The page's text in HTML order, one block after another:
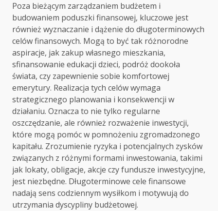
Poza bieżącym zarządzaniem budżetem i
budowaniem poduszki finansowej, kluczowe jest
również wyznaczanie i dążenie do długoterminowych
celów finansowych. Mogą to być tak różnorodne
aspiracje, jak zakup własnego mieszkania,
sfinansowanie edukacji dzieci, podróż dookoła
świata, czy zapewnienie sobie komfortowej
emerytury. Realizacja tych celów wymaga
strategicznego planowania i konsekwencji w
działaniu. Oznacza to nie tylko regularne
oszczędzanie, ale również rozważenie inwestycji,
które mogą pomóc w pomnożeniu zgromadzonego
kapitału. Zrozumienie ryzyka i potencjalnych zysków
związanych z różnymi formami inwestowania, takimi
jak lokaty, obligacje, akcje czy fundusze inwestycyjne,
jest niezbędne. Długoterminowe cele finansowe
nadają sens codziennym wysiłkom i motywują do
utrzymania dyscypliny budżetowej.